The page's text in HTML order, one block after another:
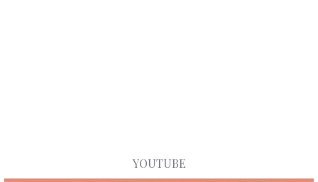
YOUTUBE